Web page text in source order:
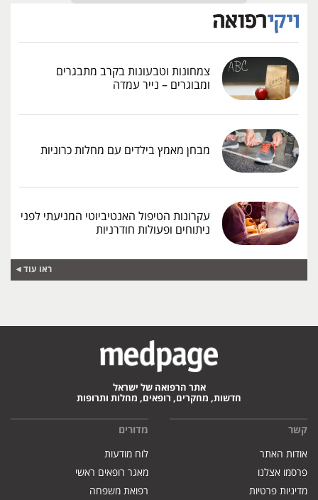
צמחונות וטבעונות בקרב מתבגרים
ומבוגרים – נייר עמדה
מבחן מאמץ בילדים עם מחלות כרוניות
עקרונות הטיפול האנטיביוטי המניעתי לפני
ניתוחים ופעולות חודרניות
ראו עוד
אתר הרפואה של ישראל
חדשות, מחקרים, רופאים, מחלות ותרופות
קשר
אודות האתר
פרסמו אצלנו
מדיניות פרטיות
מדורים
לוח מודעות
מאגר רופאים ראשי
רפואת משפחה